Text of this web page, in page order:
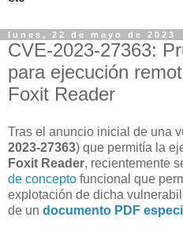
lunes, 22 de mayo de 2023
CVE-2023-27363:
para ejecución
Foxit Reader
Tras el anuncio inicial de una
2023-27363) que permitía la
Foxit Reader, recientemente
de concepto funcional que
explotación de dicha
de un documento PDF